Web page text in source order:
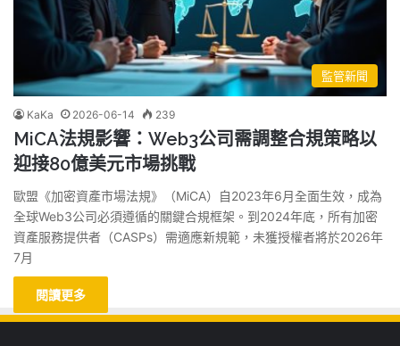
監管新聞
KaKa 2026-06-14 239
MiCA法規影響：Web3公司需調整合規策略以
迎接80億美元市場挑戰
歐盟《加密資產市場法規》（MiCA）自2023年6月全面生效，成為
全球Web3公司必須遵循的關鍵合規框架。到2024年底，所有加密
資產服務提供者（CASPs）需適應新規範，未獲授權者將於2026年
7月
閱讀更多